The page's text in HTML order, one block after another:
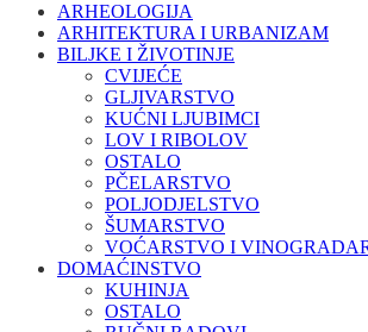
ARHEOLOGIJA
ARHITEKTURA I URBANIZAM
BILJKE I ŽIVOTINJE
CVIJEĆE
GLJIVARSTVO
KUĆNI LJUBIMCI
LOV I RIBOLOV
OSTALO
PČELARSTVO
POLJODJELSTVO
ŠUMARSTVO
VOĆARSTVO I
DOMAĆINSTVO
KUHINJA
OSTALO